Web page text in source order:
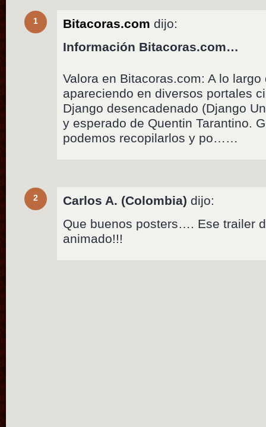
1 Bitacoras.com dijo:
Información Bitacoras.com…
Valora en Bitacoras.com: A lo
apareciendo en diversos portales
Django desencadenado (Django
y esperado de Quentin Tarantino.
podemos recopilarlos y po……
2 Carlos A. (Colombia) dijo:
Que buenos posters…. Ese trailer
animado!!!